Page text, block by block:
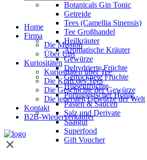
Botanicals Gin Tonic
Getreide
Tees (Camellia Sinensis)
Tee Großhandel
Heilkräuter
Aromatische Kräuter
Gewürze
Dehydrierte Früchte
Getrocknete Früchte
Hülsenfrüchte
Portugiesischer Honig
Pasten & Saucen
Salz und Derivate
Saatgut
Superfood
Gift Voucher
Home
Firma
Die Mission
Über Uns
Kuriositäten
Kuriositäten über Tee
Die Kraft des Tees
Die Geschichte der Gewürze
Die teuersten Gewürze der Welt
Kontakt
B2B-Wiederverkäufer